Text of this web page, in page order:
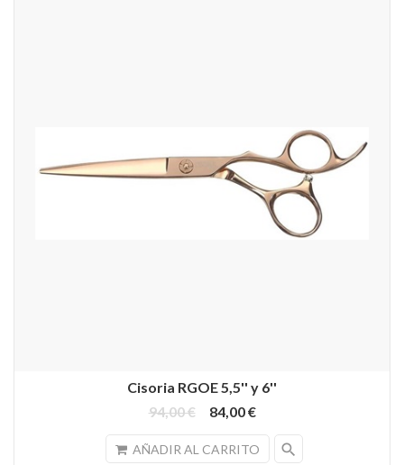
Cisoria RGOE 5,5'' y 6''
94,00 €
84,00 €
AÑADIR AL CARRITO search